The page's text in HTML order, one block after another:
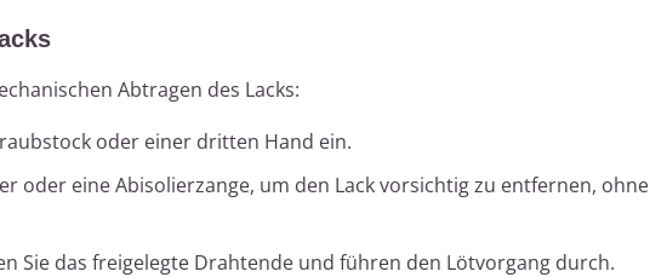
Abtragen des Lacks:
oder einer dritten Hand ein.
oder eine Abisolierzange, um den Lack vorsichtig zu entfernen, ohne
Sie das freigelegte Drahtende und führen den Lötvorgang durch.